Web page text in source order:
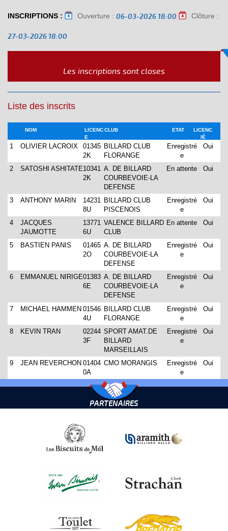
INSCRIPTIONS : Ouverture : 06-03-2026 18:00 Clôture :
27-03-2026 18:00
Les inscriptions sont closes
Liste des inscrits
NOM
LICENC
E
CLUB ETAT
LICENC
IÉ
1 OLIVIER LACROIX
01345
2K
BILLARD CLUB
FLORANGE
Enregistré
e
Oui
2 SATOSHI ASHITATE10341
2K
A. DE BILLARD
COURBEVOIE-LA
DEFENSE
En attente Oui
3 ANTHONY MARIN
14231
8U
BILLARD CLUB
PISCENOIS
Enregistré
e
Oui
4
JACQUES
JAUMOTTE
13771
6U
VALENCE BILLARD
CLUB
En attente Oui
5 BASTIEN PANIS
01465
2O
A. DE BILLARD
COURBEVOIE-LA
DEFENSE
Enregistré
e
Oui
6 EMMANUEL NIRIGE01383
6E
A. DE BILLARD
COURBEVOIE-LA
DEFENSE
Enregistré
e
Oui
7 MICHAEL HAMMEN 01546
4U
BILLARD CLUB
FLORANGE
Enregistré
e
Oui
8 KEVIN TRAN
02244
3F
SPORT AMAT.DE
BILLARD
MARSEILLAIS
Enregistré
e
Oui
9 JEAN REVERCHON 01404
0A
CMO MORANGIS
Enregistré
e
Oui
PARTENAIRES